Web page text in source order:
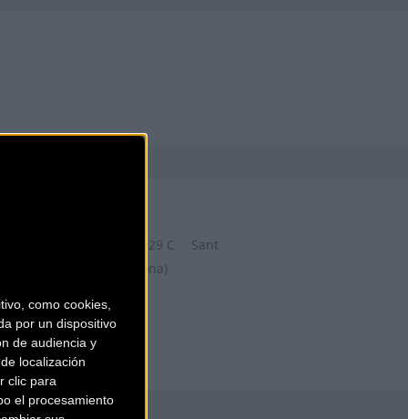
como cookies,
por un dispositivo
de audiencia y
localización
clic para
el procesamiento
Carrer de la Riera Roja, 29 C
Sant
Boi de Llobregat (Barcelona)